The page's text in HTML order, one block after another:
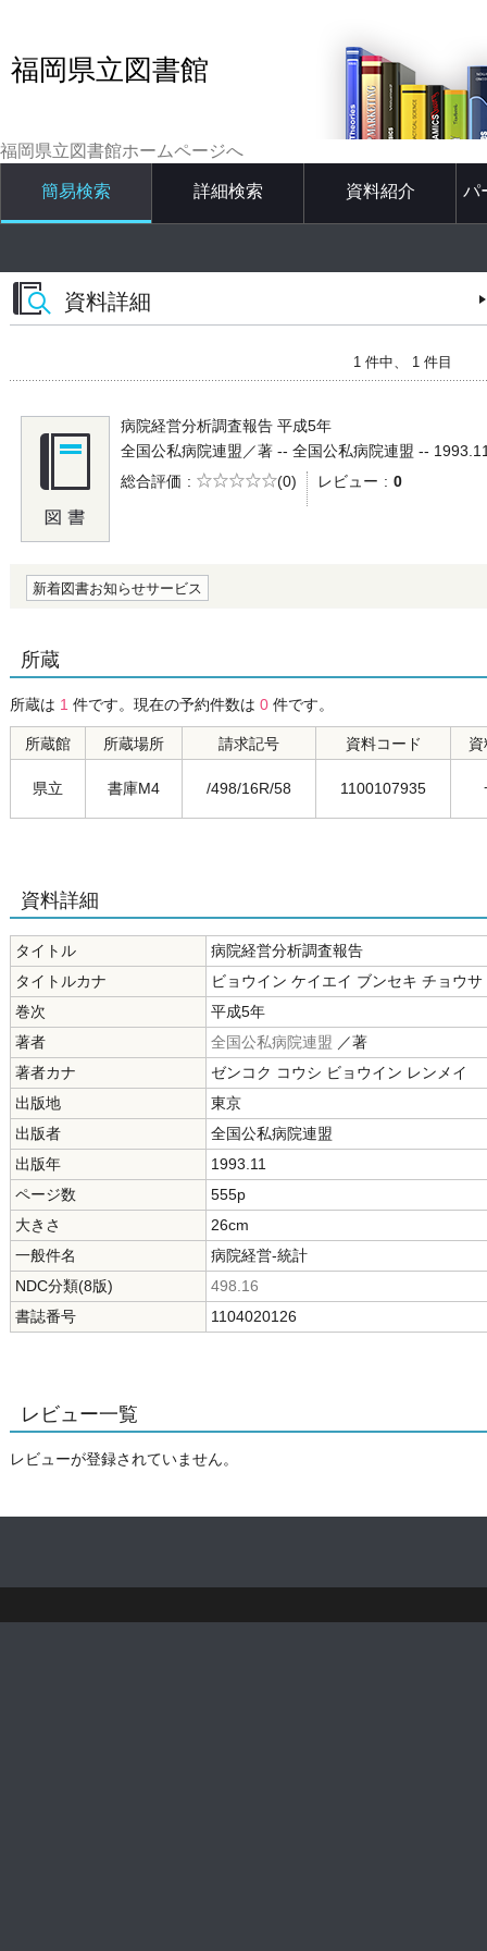
福岡県立図書館
福岡県立図書館ホームページへ
簡易検索 詳細検索 資料紹介 パ
資料詳細
1 件中、 1 件目
病院経営分析調査報告 平成5年
全国公私病院連盟／著 -- 全国公私病院連盟 --
総合評価
5段階評価
(0) レビュー 0
新着図書お知らせサービス
所蔵
所蔵は 1 件です。現在の予約件数は 0 件です。
所蔵館 所蔵場所 請求記号 資料コード
県立 書庫M4 /498/16R/58 1100107935
資料詳細
タイトル
病院経営分析調査報告
タイトルカナ
ビョウイン ケイエイ ブンセキ チョウ
巻次
平成5年
著者
全国公私病院連盟 ／著
著者カナ
ゼンコク コウシ ビョウイン レンメイ
出版地
東京
出版者
全国公私病院連盟
出版年
1993.11
ページ数
555p
大きさ
26cm
一般件名
病院経営-統計
NDC分類(8版)
498.16
書誌番号
1104020126
レビュー一覧
レビューが登録されていません。